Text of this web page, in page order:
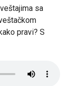
sa
pravi? S